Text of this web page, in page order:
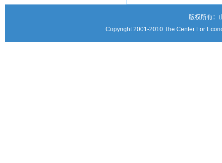
版权所有：
Copyright 2001-2010 The Center For